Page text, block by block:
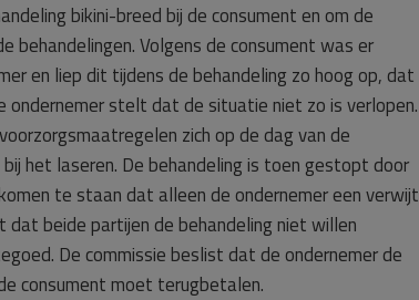
bikini-breed bij de consument en om de
Volgens de consument was er
en liep dit tijdens de behandeling zo hoog op, dat
ondernemer stelt dat de situatie niet zo is verlopen.
zich op de dag van de
het laseren. De behandeling is toen gestopt door
te staan dat alleen de ondernemer een verwijt
beide partijen de behandeling niet willen
De commissie beslist dat de ondernemer de
consument moet terugbetalen.